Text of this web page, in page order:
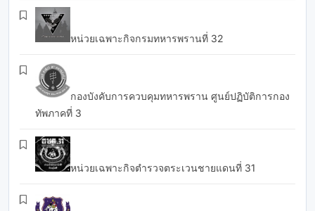
หน่วยเฉพาะกิจกรมทหารพรานที่ 32
กองบังคับการควบคุมทหารพราน ศูนย์ปฏิบัติการกอง
ทัพภาคที่ 3
หน่วยเฉพาะกิจตำรวจตระเวนชายแดนที่ 31